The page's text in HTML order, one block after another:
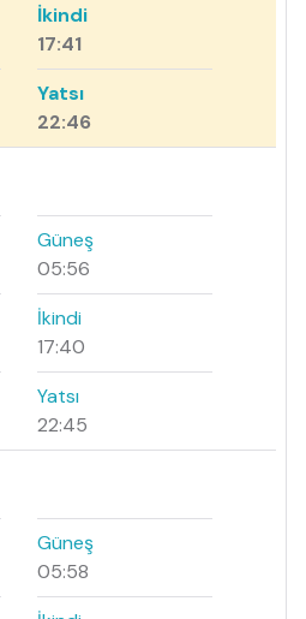
İkindi
17:41
Yatsı
22:46
Güneş
05:56
İkindi
17:40
Yatsı
22:45
Güneş
05:58